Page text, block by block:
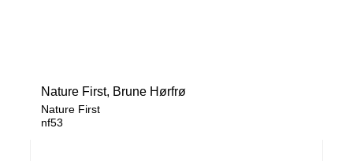
Nature First, Brune Hørfrø
Nature First
nf53